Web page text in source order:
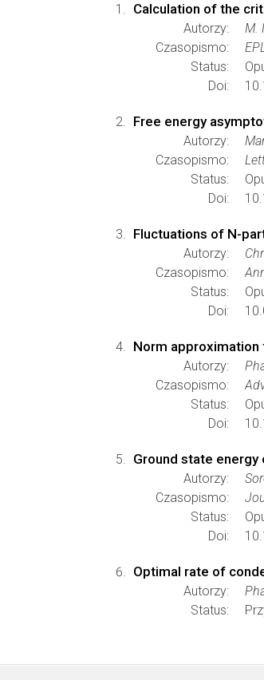
Calculation of the
Autorzy:
M.
Czasopismo:
Status:
Doi:
Free energy
Autorzy:
Czasopismo:
Status:
Doi:
Fluctuations of N-
Autorzy:
Czasopismo:
Status:
Doi:
Norm approximation
Autorzy:
Czasopismo:
Status:
Doi:
Ground state
Autorzy:
Czasopismo:
Status:
Doi:
Optimal rate of
Autorzy:
Status: